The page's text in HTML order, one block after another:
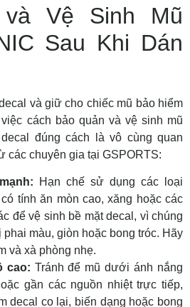
Vệ Sinh Mũ
Sau Khi Dán
và giữ cho chiếc mũ bảo hiểm
cách bảo quản và vệ sinh mũ
đúng cách là vô cùng quan
các chuyên gia tại GSPORTS:
Hạn chế sử dụng các loại
tính ăn mòn cao, xăng hoặc các
để vệ sinh bề mặt decal, vì chúng
phai màu, giòn hoặc bong tróc. Hãy
và xà phòng nhẹ.
cao: Tránh để mũ dưới ánh nắng
gần các nguồn nhiệt trực tiếp,
decal co lại, biến dạng hoặc bong